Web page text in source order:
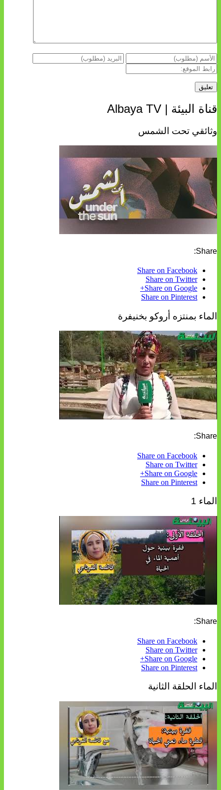
قناة البيئة | Albaya TV
وثائقي تحت الشمس
Share:
Share on Facebook
Share on Twitter
Share on Google+
Share on Pinterest
الماء بمنتزه أروكو بخنيفرة
Share:
Share on Facebook
Share on Twitter
Share on Google+
Share on Pinterest
الماء 1
Share:
Share on Facebook
Share on Twitter
Share on Google+
Share on Pinterest
الماء الحلقة الثانية